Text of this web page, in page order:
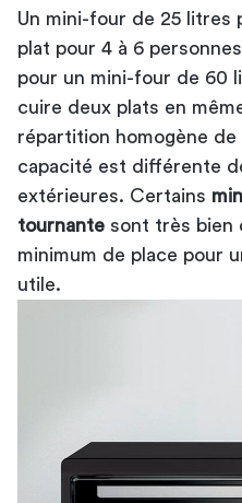
Un mini-four de 25 litres
plat pour 4 à 6
pour un mini-four de 60
cuire deux plats en
répartition homogène
capacité est différente
extérieures. Certains
tournante sont très bien
minimum de place pour
utile.